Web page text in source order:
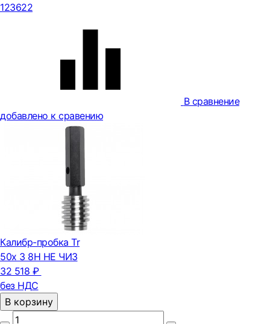
123622
В сравнение
добавлено к сравению
Калибр-пробка Tr
50х 3 8Н НЕ ЧИЗ
32 518 ₽
без НДС
В корзину